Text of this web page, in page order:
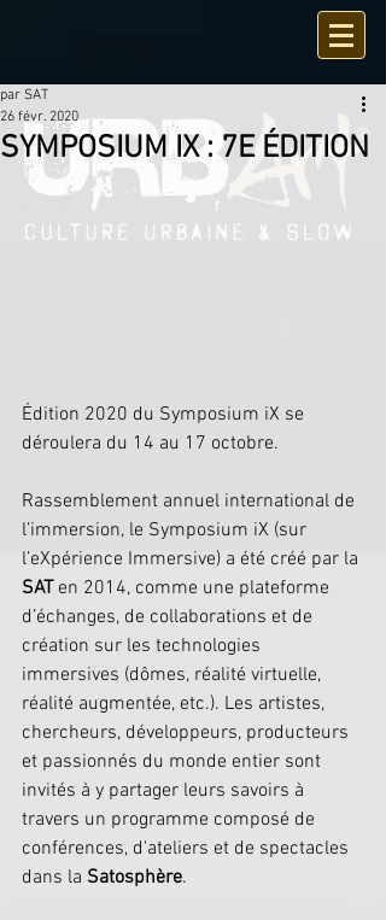
SYMPOSIUM IX : 7E ÉDITION
par SAT
26 févr. 2020
Édition 2020 du Symposium iX se
déroulera du 14 au 17 octobre.
Rassemblement annuel international de
l’immersion, le Symposium iX (sur
l’eXpérience Immersive) a été créé par la
SAT en 2014, comme une plateforme
d’échanges, de collaborations et de
création sur les technologies
immersives (dômes, réalité virtuelle,
réalité augmentée, etc.). Les artistes,
chercheurs, développeurs, producteurs
et passionnés du monde entier sont
invités à y partager leurs savoirs à
travers un programme composé de
conférences, d'ateliers et de spectacles
dans la Satosphère.